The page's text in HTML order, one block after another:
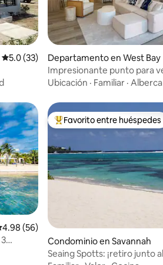
Calificación promedio: 5.0 de 5; 33
5.0 (33)
Departamento en West Bay
Impresionante punto para
atardecer
Ubicación · Familiar · Alberca
promedio: 4.98 de 5; 56
4.98 (56)
De los mejores en Favorito
Favorito entre huéspedes
Condominio en Savannah
Seaing Spotts: ¡retiro junto